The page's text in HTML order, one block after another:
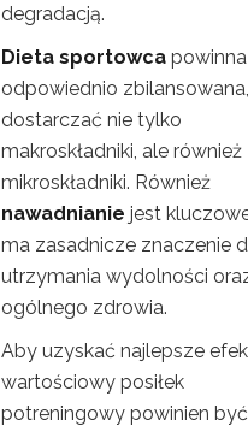
degradacją.
Dieta sportowca
odpowiednio
dostarczać nie tylko
makroskładniki, ale również
mikroskładniki. Również
nawadnianie jest
ma zasadnicze znaczenie
utrzymania wydolności
ogólnego zdrowia.
Aby uzyskać najlepsze
wartościowy posiłek
potreningowy powinien być